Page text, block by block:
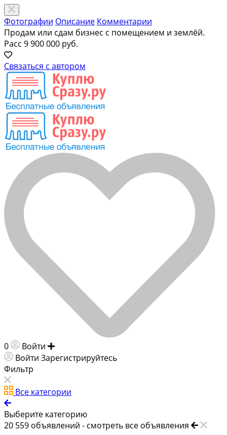
Фотографии Описание Комментарии
Продам или сдам бизнес с помещением и землёй.
Расс 9 900 000 руб.
Связаться с автором
0 Войти
Войти Зарегистрируйтесь
Фильтр
Все категории
Выберите категорию
20 559 объявлений - смотреть все объявления